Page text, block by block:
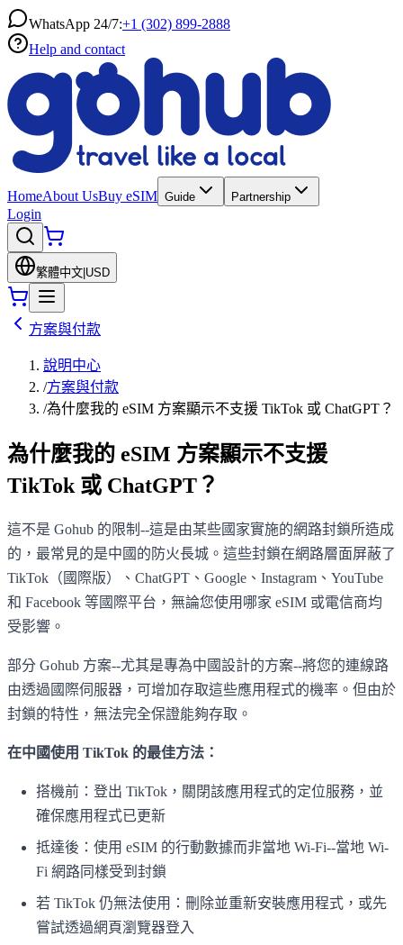
WhatsApp 24/7:+1 (302) 899-2888
Help and contact
HomeAbout UsBuy eSIM Guide Partnership
Login
繁體中文 USD
方案與付款
說明中心
/方案與付款
/為什麼我的 eSIM 方案顯示不支援 TikTok 或 ChatGPT？
為什麼我的 eSIM 方案顯示不支援
TikTok 或 ChatGPT？
這不是 Gohub 的限制--這是由某些國家實施的網路封鎖所造成
的，最常見的是中國的防火長城。這些封鎖在網路層面屏蔽了
TikTok（國際版）、ChatGPT、Google、Instagram、YouTube
和 Facebook 等國際平台，無論您使用哪家 eSIM 或電信商均
受影響。
部分 Gohub 方案--尤其是專為中國設計的方案--將您的連線路
由透過國際伺服器，可增加存取這些應用程式的機率。但由於
封鎖的特性，無法完全保證能夠存取。
在中國使用 TikTok 的最佳方法：
搭機前：登出 TikTok，關閉該應用程式的定位服務，並
確保應用程式已更新
抵達後：使用 eSIM 的行動數據而非當地 Wi-Fi--當地 Wi-
Fi 網路同樣受到封鎖
若 TikTok 仍無法使用：刪除並重新安裝應用程式，或先
嘗試透過網頁瀏覽器登入